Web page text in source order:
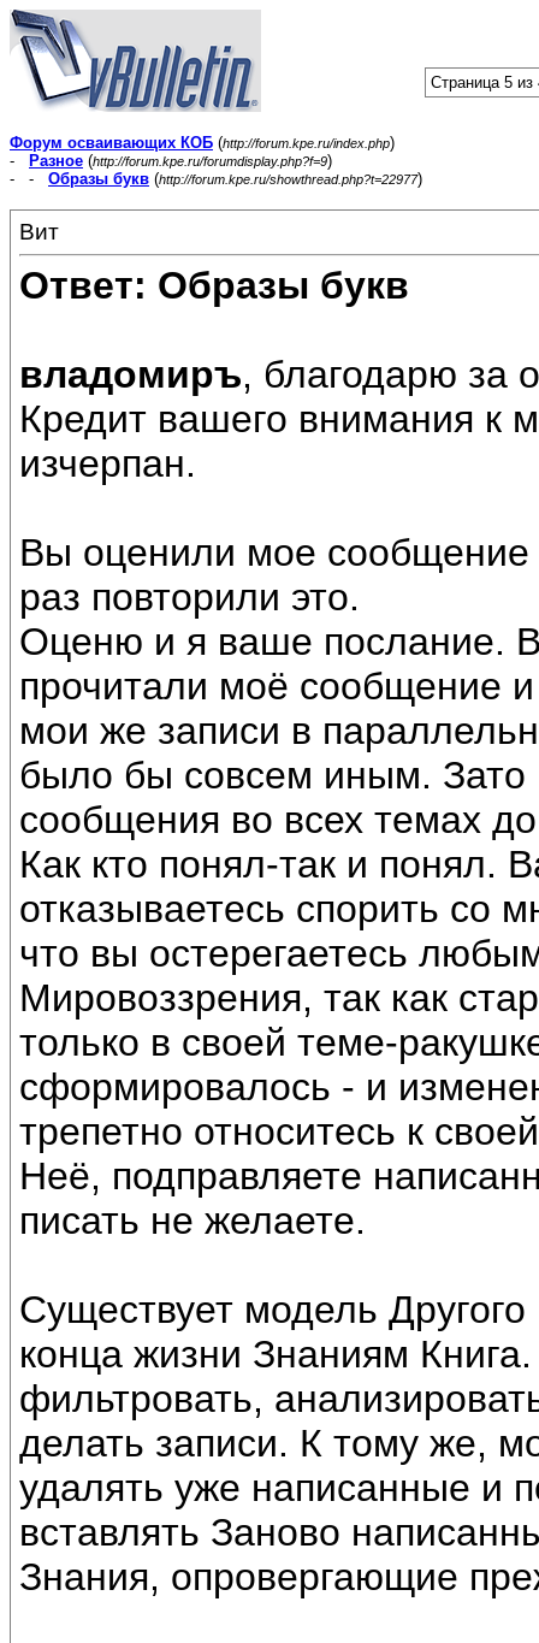
Страница 5 из
Форум осваивающих КОБ (http://forum.kpe.ru/index.php)
-
Разное (http://forum.kpe.ru/forumdisplay.php?f=9)
- - Образы букв (http://forum.kpe.ru/showthread.php?t=22977)
Вит
Ответ: Образы букв
владомиръ, благодарю за
Кредит вашего внимания к
изчерпан.
Вы оценили мое сообщение
раз повторили это.
Оценю и я ваше послание.
прочитали моё сообщение и
мои же записи в
было бы совсем иным. Зато
сообщения во всех темах
Как кто понял-так и понял.
отказываетесь спорить со
что вы остерегаетесь
Мировоззрения, так как
только в своей теме-
сформировалось - и
трепетно относитесь к
Неё, подправляете
писать не желаете.
Существует модель
конца жизни Знаниям
фильтровать,
делать записи. К тому же,
удалять уже написанные и
вставлять Заново
Знания, опровергающие